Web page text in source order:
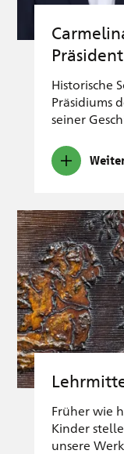
Historische
Präsidiums
seiner
Früher wie
Kinder
unsere